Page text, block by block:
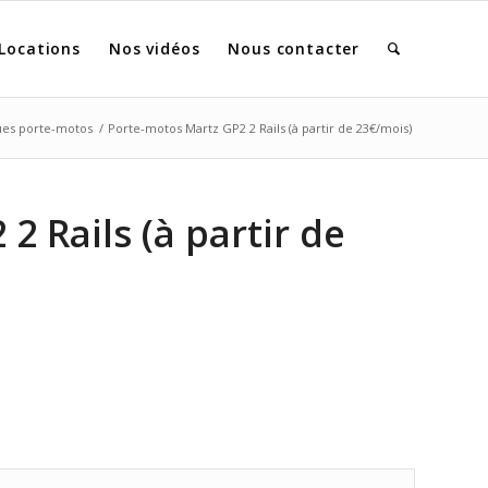
Locations Nos vidéos Nous contacter
porte-motos / Porte-motos Martz GP2 2 Rails (à partir de 23€/mois)
2 Rails (à partir de